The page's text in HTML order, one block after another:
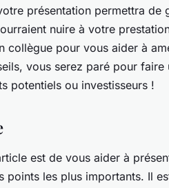
présentation permettra de
nuire à votre
collègue pour vous aider à
vous serez paré pour faire
potentiels ou investisseurs !
est de vous aider à
points les plus importants. Il